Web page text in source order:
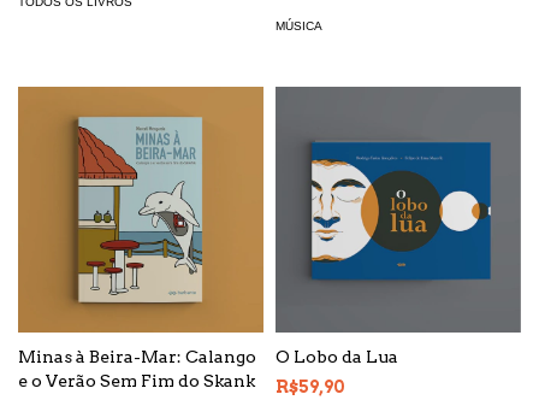
MÚSICA
Minas à Beira-Mar: Calango
e o Verão Sem Fim do Skank
O Lobo da Lua
R$59,90